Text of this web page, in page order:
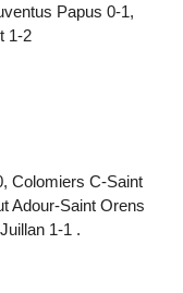
Papus 0-1,
1-2
Colomiers C-Saint
Adour-Saint Orens
1-1 .